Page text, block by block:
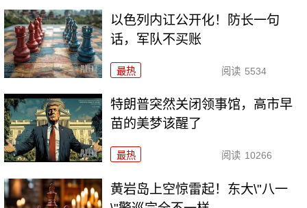
以色列内讧公开化！防长一句
话，军队不买账
最热 阅读 5534
特朗普突然关闭领事馆，高市早
苗的美梦该醒了
最热 阅读 10266
黄岩岛上空惊雷起！东大\"八一